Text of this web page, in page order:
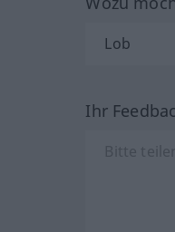
Ihr